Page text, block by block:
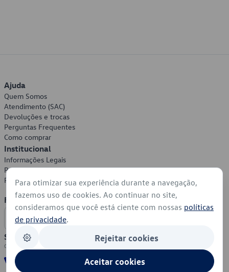
Ajuda
Quem Somos
Atendimento (SAC)
Devoluções e trocas
Perguntas Frequentes
Como comprar
Institucional
Informações Legais
Política de Privacidade
Política de Cookies
Formas de Pagamento
Segurança
Para otimizar sua experiência durante a navegação,
fazemos uso de cookies. Ao continuar no site,
consideramos que você está ciente com nossas políticas
de privacidade.
Rejeitar cookies
Aceitar cookies